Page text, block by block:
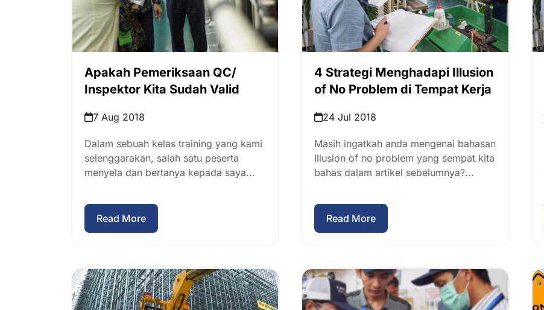
Apakah Pemeriksaan QC/
Inspektor Kita Sudah Valid
7 Aug 2018
Dalam sebuah kelas training yang kami
selenggarakan, salah satu peserta
menyela dan bertanya kepada saya...
Read More
4 Strategi Menghadapi Illusion
of No Problem di Tempat Kerja
24 Jul 2018
Masih ingatkah anda mengenai bahasan
Illusion of no problem yang sempat kita
bahas dalam artikel sebelumnya?...
Read More